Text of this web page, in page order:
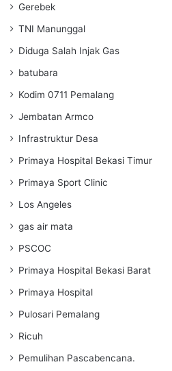
Gerebek
TNI Manunggal
Diduga Salah Injak Gas
batubara
Kodim 0711 Pemalang
Jembatan Armco
Infrastruktur Desa
Primaya Hospital Bekasi Timur
Primaya Sport Clinic
Los Angeles
gas air mata
PSCOC
Primaya Hospital Bekasi Barat
Primaya Hospital
Pulosari Pemalang
Ricuh
Pemulihan Pascabencana.